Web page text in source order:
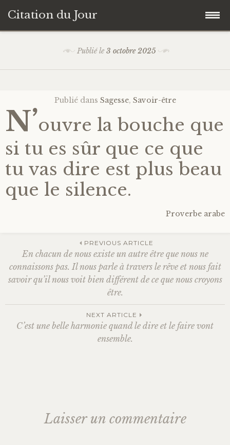
Citation du Jour
contenu
Savoir-être
Connaissance de soi
Sérénité
Bonheur
Conscience
Mission de vie
Emotions
Publié le3 octobre 2025
Publié dans Sagesse, Savoir-être
N’ouvre la bouche que
si tu es sûr que ce que
tu vas dire est plus beau
que le silence.
Proverbe arabe
Navigation
des
PREVIOUS ARTICLE
En chacun de nous existe un autre être que nous ne
connaissons pas. Il nous parle à travers le rêve et nous fait
savoir qu’il nous voit bien différent de ce que nous croyons
être.
NEXT ARTICLE
C’est une belle harmonie quand le dire et le faire vont
ensemble.
Laisser un commentaire